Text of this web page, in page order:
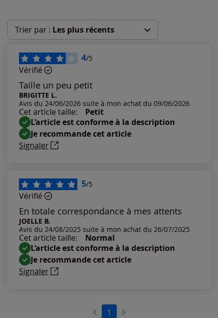
Trier par : Les plus récents
Les plus récents
Les plus anciens
Notes les plus élevées
Notes les plus basses
4/5
Vérifié
Taille un peu petit
BRIGITTE L.
Avis du 24/06/2026 suite à mon achat du 09/06/2026
Cet article taille:
Petit
L’article est conforme à la description
Je recommande cet article
Signaler
5/5
Vérifié
En totale correspondance à mes attents
JOELLE B.
Avis du 24/08/2025 suite à mon achat du 26/07/2025
Cet article taille:
Normal
L’article est conforme à la description
Je recommande cet article
Signaler
1